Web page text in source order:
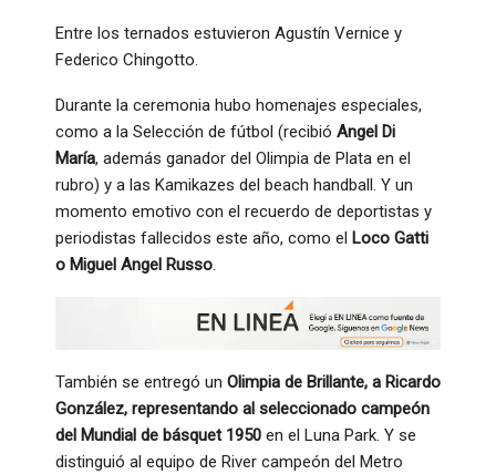
Entre los ternados estuvieron Agustín Vernice y
Federico Chingotto.
Durante la ceremonia hubo homenajes especiales,
como a la Selección de fútbol (recibió Angel Di
María, además ganador del Olimpia de Plata en el
rubro) y a las Kamikazes del beach handball. Y un
momento emotivo con el recuerdo de deportistas y
periodistas fallecidos este año, como el Loco Gatti
o Miguel Angel Russo.
También se entregó un Olimpia de Brillante, a Ricardo
González, representando al seleccionado campeón
del Mundial de básquet 1950 en el Luna Park. Y se
distinguió al equipo de River campeón del Metro